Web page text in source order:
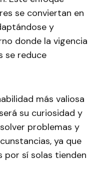
se conviertan en
y
donde la vigencia
se reduce
más valiosa
su curiosidad y
problemas y
ya que
por sí solas tienden